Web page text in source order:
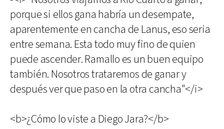
porque si ellos gana habría un desempate,
aparentemente en cancha de Lanus, eso seria
entre semana. Esta todo muy fino de quien
puede ascender. Ramallo es un buen equipo
también. Nosotros trataremos de ganar y
después ver que paso en la otra cancha"</i>
<b>¿Cómo lo viste a Diego Jara?</b>